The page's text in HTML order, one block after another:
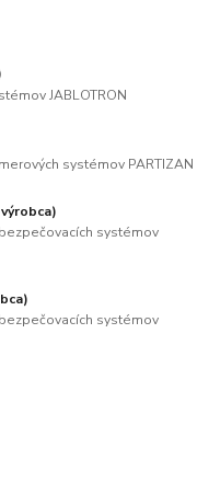
JABLOTRON
systémov PARTIZAN
systémov
systémov